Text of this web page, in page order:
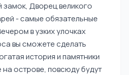
Дворец великого
- самые обязательные
в узких улочках
вы сможете сделать
история и памятники
на острове, повсюду будут